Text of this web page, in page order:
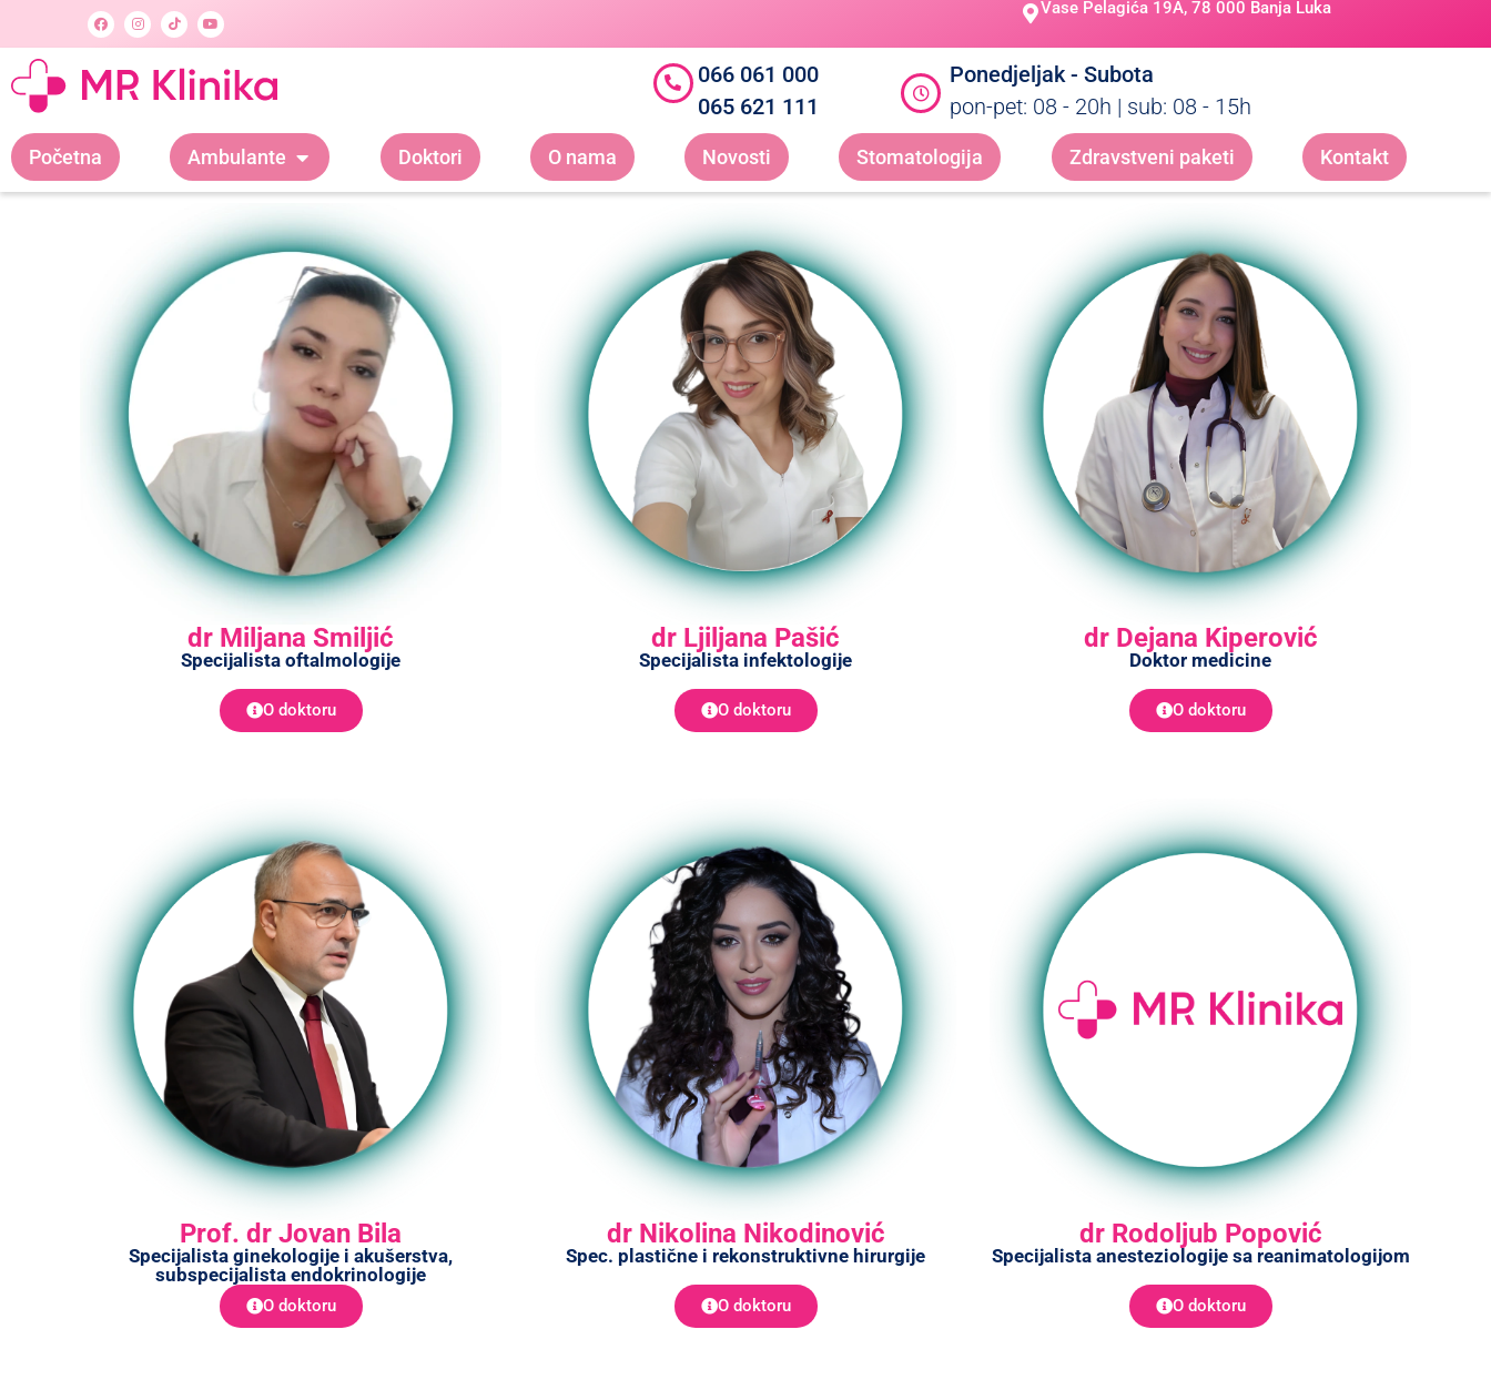
Vase Pelagića 19A, 78 000 Banja Luka
066 061 000
065 621 111
Ponedjeljak - Subota
pon-pet: 08 - 20h | sub: 08 - 15h
Početna Ambulante Doktori O nama Novosti Stomatologija Zdravstveni paketi Kontakt
dr Miljana Smiljić
Specijalista oftalmologije
O doktoru
dr Ljiljana Pašić
Specijalista infektologije
O doktoru
dr Dejana Kiperović
Doktor medicine
O doktoru
Prof. dr Jovan Bila
Specijalista ginekologije i akušerstva,
subspecijalista endokrinologije
O doktoru
dr Nikolina Nikodinović
Spec. plastične i rekonstruktivne hirurgije
O doktoru
dr Rodoljub Popović
Specijalista anesteziologije sa reanimatologijom
O doktoru